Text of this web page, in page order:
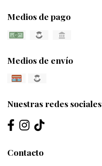
Medios de pago
Medios de envío
Nuestras redes sociales
Contacto